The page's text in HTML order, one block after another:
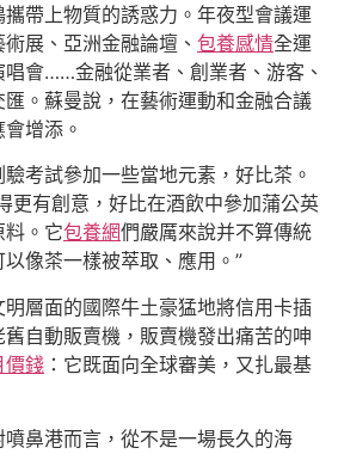
帶上物質的誘惑力。年夜型會議運
展、亞洲金融論壇、 包養感情全運
會……金融從業者、創業者、游客、
。蘇曼說，在藝術運動和金融合議
增添。
考試參加一些當地元素，好比茶。
更有創意，好比在酒飲中參加蒲公英
料。它包養網們嚴厲來說并不算傳統
像茶一樣被萃取、應用。”
層面的國際牛土豪猛地將信用卡插
自動販賣機，販賣機發出痛苦的呻
價錢 ：它既面向全球審美，又扎最基
鼻港而言，從不是一場長久的海